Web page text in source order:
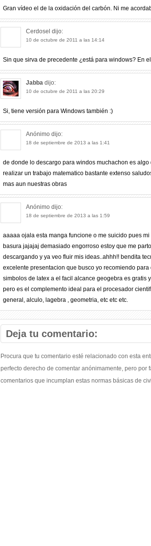
Gran vídeo el de la oxidación del carbón. Ni me
Cerdosel dijo:
10 de octubre de 2011 a las 14:14
Sin que sirva de precedente ¿está para windows? En
Jabba dijo:
10 de octubre de 2011 a las 20:29
Si, tiene versión para Windows también :)
Anónimo dijo:
18 de septiembre de 2013 a las 1:41
de donde lo descargo para windos muchachon es
realizar un trabajo matematico bastante extenso
mas aun nuestras obras
Anónimo dijo:
18 de septiembre de 2013 a las 1:59
aaaaa ojala esta manga funcione o me suicido pues
basura jajajaj demasiado engorroso estoy que me
descargando y ya veo fluir mis ideas..ahhh!! bendita
excelente presentacion que busco yo recomiendo
simbolos de latex a el facil alcance geogebra es gratis
pero es el complemento ideal para el procesador
general, alculo, lagebra , geometria, etc etc etc.
Deja tu comentario:
Procura que tu comentario esté relacionado con esta
perfecto derecho de comentar anónimamente, pero por
comentarios que incumplan estas normas básicas de